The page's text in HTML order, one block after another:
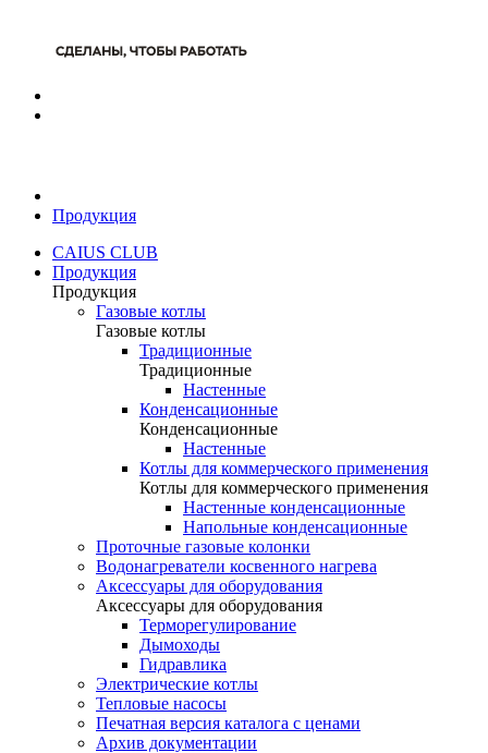
Продукция
CAIUS CLUB
Продукция
Продукция
Газовые котлы
Газовые котлы
Традиционные
Традиционные
Настенные
Конденсационные
Конденсационные
Настенные
Котлы для коммерческого применения
Котлы для коммерческого применения
Настенные конденсационные
Напольные конденсационные
Проточные газовые колонки
Водонагреватели косвенного нагрева
Аксессуары для оборудования
Аксессуары для оборудования
Терморегулирование
Дымоходы
Гидравлика
Электрические котлы
Тепловые насосы
Печатная версия каталога с ценами
Архив документации